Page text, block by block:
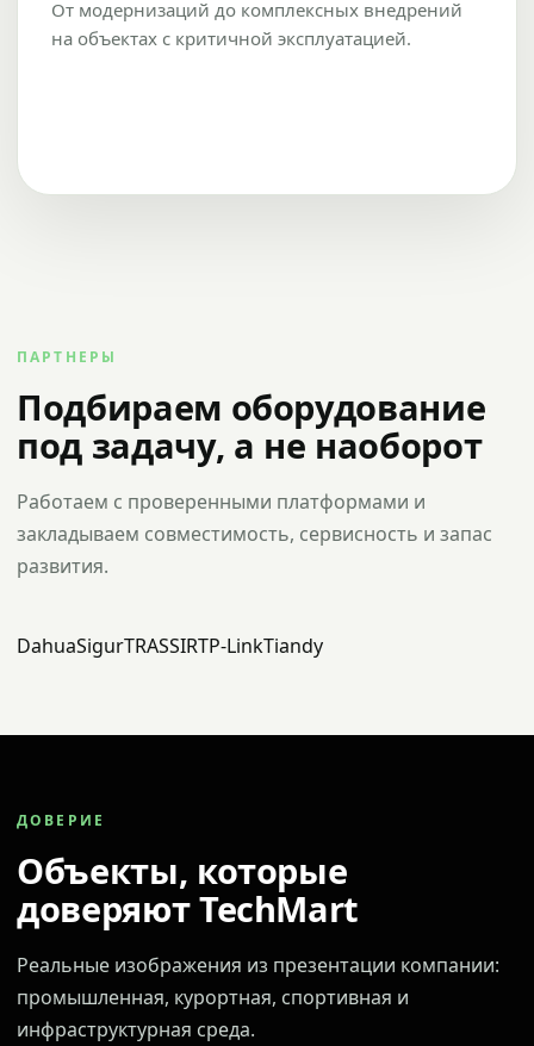
От модернизаций до комплексных внедрений
на объектах с критичной эксплуатацией.
ПАРТНЕРЫ
Подбираем оборудование
под задачу, а не наоборот
Работаем с проверенными платформами и
закладываем совместимость, сервисность и запас
развития.
DahuaSigurTRASSIRTP-LinkTiandy
ДОВЕРИЕ
Объекты, которые
доверяют TechMart
Реальные изображения из презентации компании:
промышленная, курортная, спортивная и
инфраструктурная среда.